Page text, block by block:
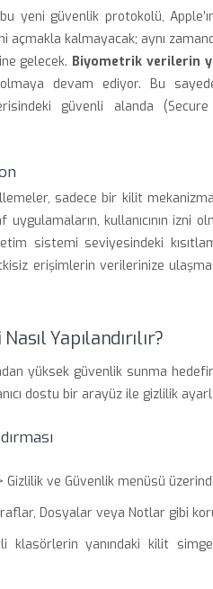
yeni güvenlik protokolü,
açmakla kalmayacak; aynı
gelecek. Biyometrik verilerin
olmaya devam ediyor. Bu
güvenli alanda
sadece bir kilit
kullanıcının izni
sistemi seviyesindeki
erişimlerin verilerinize
Yapılandırılır?
yüksek güvenlik sunma
dostu bir arayüz ile gizlilik
Gizlilik ve Güvenlik menüsü
Dosyalar veya Notlar gibi
klasörlerin yanındaki kilit